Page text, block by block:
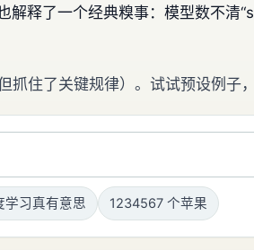
解释了一个经典糗事：模型数不
抓住了关键规律）。试试预设例子
学习真有意思 1234567 个苹果